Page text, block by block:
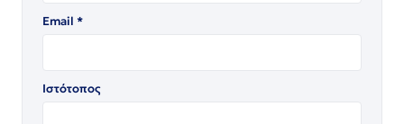
Email *
Ιστότοπος